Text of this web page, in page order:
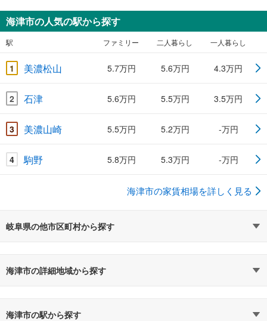
海津市の人気の駅から探す
駅 ファミリー 二人暮らし 一人暮らし
1 美濃松山 5.7万円 5.6万円 4.3万円
2 石津 5.6万円 5.5万円 3.5万円
3 美濃山崎 5.5万円 5.2万円 -万円
4 駒野 5.8万円 5.3万円 -万円
海津市の家賃相場を詳しく見る
岐阜県の他市区町村から探す
海津市の詳細地域から探す
海津市の駅から探す